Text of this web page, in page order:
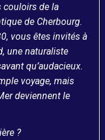
couloirs de la
de Cherbourg.
vous êtes invités à
une naturaliste
qu’audacieux.
voyage, mais
deviennent le
?